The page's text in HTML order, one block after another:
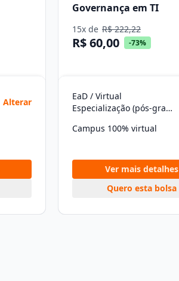
Alterar
Governança em TI
15x de R$ 222,22
R$ 60,00 -73%
EaD / Virtual
Especialização (pós-graduação)
Campus 100% virtual
Ver mais detalhes
Quero esta bolsa